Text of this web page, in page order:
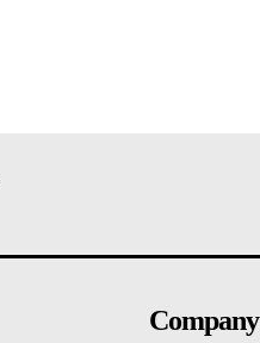
Company